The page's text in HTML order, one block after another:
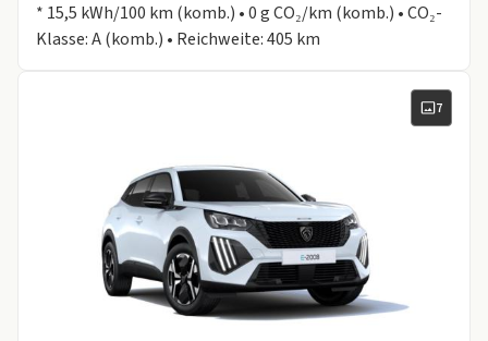
* 15,5 kWh/100 km (komb.) • 0 g CO₂/km (komb.) • CO₂-
Klasse: A (komb.) • Reichweite: 405 km
7